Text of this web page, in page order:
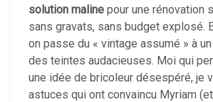
solution maline pour une rénovation
sans gravats, sans budget explosé.
on passe du « vintage assumé » à
des teintes audacieuses. Moi qui
une idée de bricoleur désespéré, je
astuces qui ont convaincu Myriam